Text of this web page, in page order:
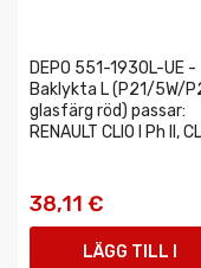
DEPO 551-1930L-UE -
Baklykta L (P21/5W/
glasfärg röd) passar:
RENAULT CLIO I Ph II,
38,11 €
LÄGG TILL I